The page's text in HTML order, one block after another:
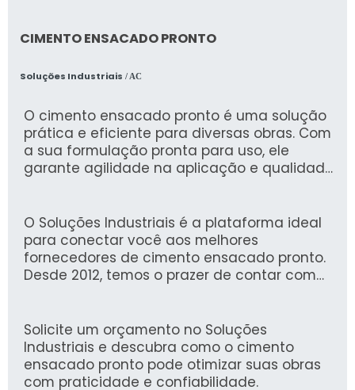
CIMENTO ENSACADO PRONTO
Soluções Industriais / AC
O cimento ensacado pronto é uma solução
prática e eficiente para diversas obras. Com
a sua formulação pronta para uso, ele
garante agilidade na aplicação e qualidade
O Soluções Industriais é a plataforma ideal
para conectar você aos melhores
fornecedores de cimento ensacado pronto.
Desde 2012, temos o prazer de contar com
na busca por produtos industriais.
Solicite um orçamento no Soluções
Industriais e descubra como o cimento
ensacado pronto pode otimizar suas obras
com praticidade e confiabilidade.